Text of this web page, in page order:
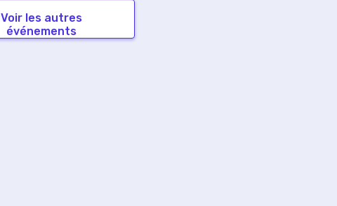
Voir les autres
événements